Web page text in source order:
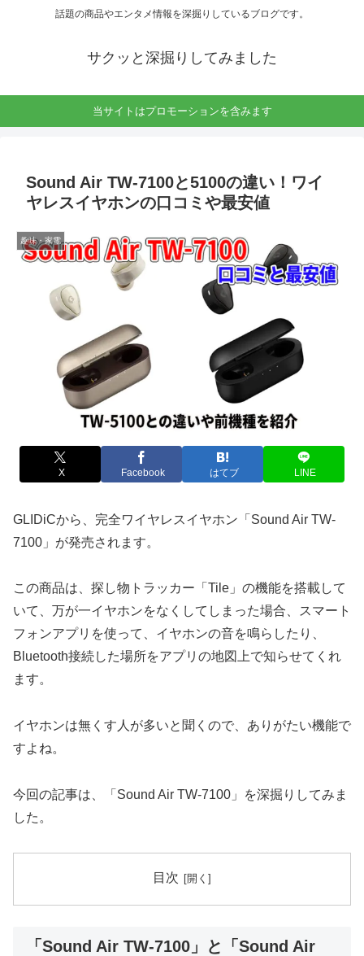
話題の商品やエンタメ情報を深掘りしているブログです。
サクッと深掘りしてみました
当サイトはプロモーションを含みます
Sound Air TW-7100と5100の違い！ワイ
ヤレスイヤホンの口コミや最安値
趣味・家電
X Facebook はてブ LINE
GLIDiCから、完全ワイヤレスイヤホン「Sound Air TW-
7100」が発売されます。
この商品は、探し物トラッカー「Tile」の機能を搭載して
いて、万が一イヤホンをなくしてしまった場合、スマート
フォンアプリを使って、イヤホンの音を鳴らしたり、
Bluetooth接続した場所をアプリの地図上で知らせてくれ
ます。
イヤホンは無くす人が多いと聞くので、ありがたい機能で
すよね。
今回の記事は、「Sound Air TW-7100」を深掘りしてみま
した。
目次
「Sound Air TW-7100」と「Sound Air